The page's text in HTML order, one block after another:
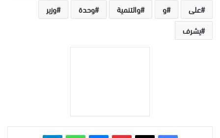
على
و والتنمية وحدة
وزير
يشرف
بينتيريست واتساب